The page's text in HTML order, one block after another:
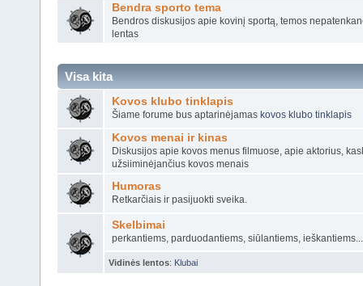
Bendra sporto tema
Bendros diskusijos apie kovinį sportą, temos
lentas
Visa kita
Kovos klubo tinklapis
Šiame forume bus aptarinėjamas kovos klubo tinklapis
Kovos menai ir kinas
Diskusijos apie kovos menus filmuose, apie aktorius,
užsiiminėjančius kovos menais
Humoras
Retkarčiais ir pasijuokti sveika.
Skelbimai
perkantiems, parduodantiems, siūlantiems, ieškantiems...
Vidinės lentos: Klubai